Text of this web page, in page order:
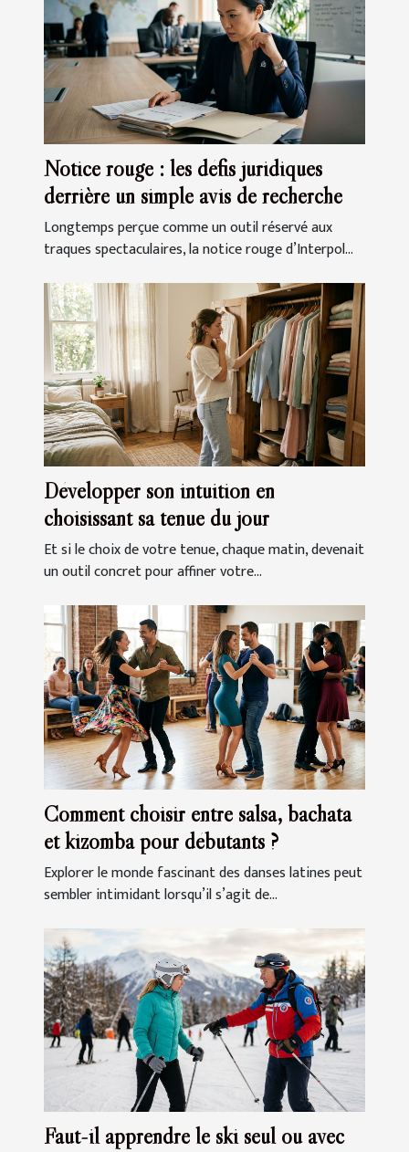
Notice rouge : les défis juridiques
derrière un simple avis de recherche
Longtemps perçue comme un outil réservé aux
traques spectaculaires, la notice rouge d’Interpol...
Développer son intuition en
choisissant sa tenue du jour
Et si le choix de votre tenue, chaque matin, devenait
un outil concret pour affiner votre...
Comment choisir entre salsa, bachata
et kizomba pour débutants ?
Explorer le monde fascinant des danses latines peut
sembler intimidant lorsqu’il s’agit de...
Faut-il apprendre le ski seul ou avec